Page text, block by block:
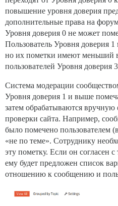
повышение уровня доверия
дополнительные права на
Уровня доверия 0 не может
Пользователь Уровня доверия
но их пометки имеют меньший
пользователей Уровня доверия
Система модерации
Уровня доверия 1 и выше
затем обрабатываются вручную
проверки сайта. Например,
было помечено пользователем
«не по теме». Сотруднику
эту пометку. Если он согласен
ему будет предложен список
отношению к сообщению и